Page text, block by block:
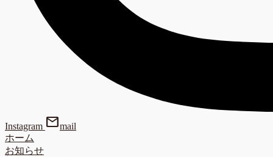
Instagram mailmail
ホーム
お知らせ